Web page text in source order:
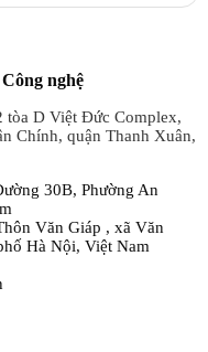
nghệ
tòa D Việt Đức Complex,
Chính, quận Thanh Xuân,
30B, Phường An
Văn Giáp , xã Văn
Hà Nội, Việt Nam